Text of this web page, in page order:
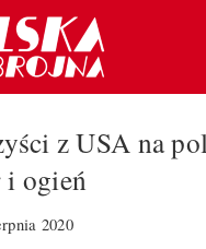
z USA na
i ogień
2020